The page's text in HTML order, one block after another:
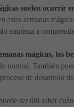
suelen ocurrir
estas semanas
empieza a
mágicas, los
normal. También
de desarrollo
ser útil saber